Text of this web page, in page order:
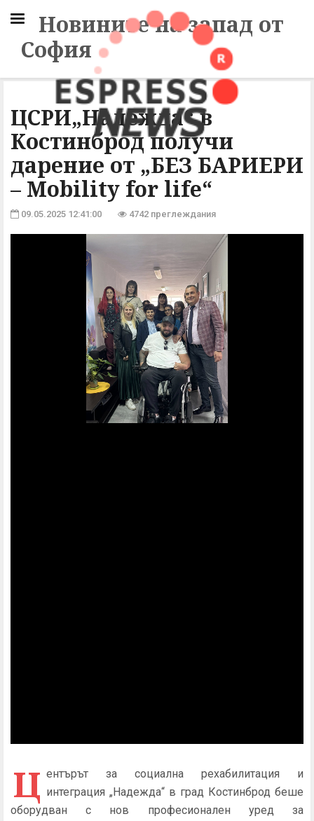
Новините на запад от
София
ЦСРИ„Надежда“ в
Костинброд получи
дарение от „БЕЗ БАРИЕРИ
– Mobility for life“
09.05.2025 12:41:00 4742 преглеждания
Ц ентърът за социална рехабилитация и
интеграция „Надежда“ в град Костинброд беше
оборудван с нов професионален уред за